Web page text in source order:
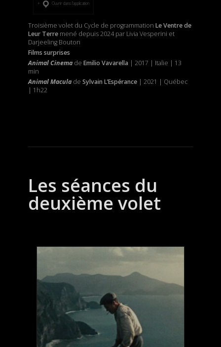
Ouvrir dans l’application
Troisième volet du Cycle de programmation Le Ventre de
Leur Terremené depuis 2024 par Livia Vesperini et
Darjeeling Bouton
Films surprises
Animal Cinemade Emilio Vavarella | 2017 | Italie | 13
min
Animal Maculade Sylvain L’Espérance| 2021 | Québec
| 1h22
Les séances du
deuxième volet